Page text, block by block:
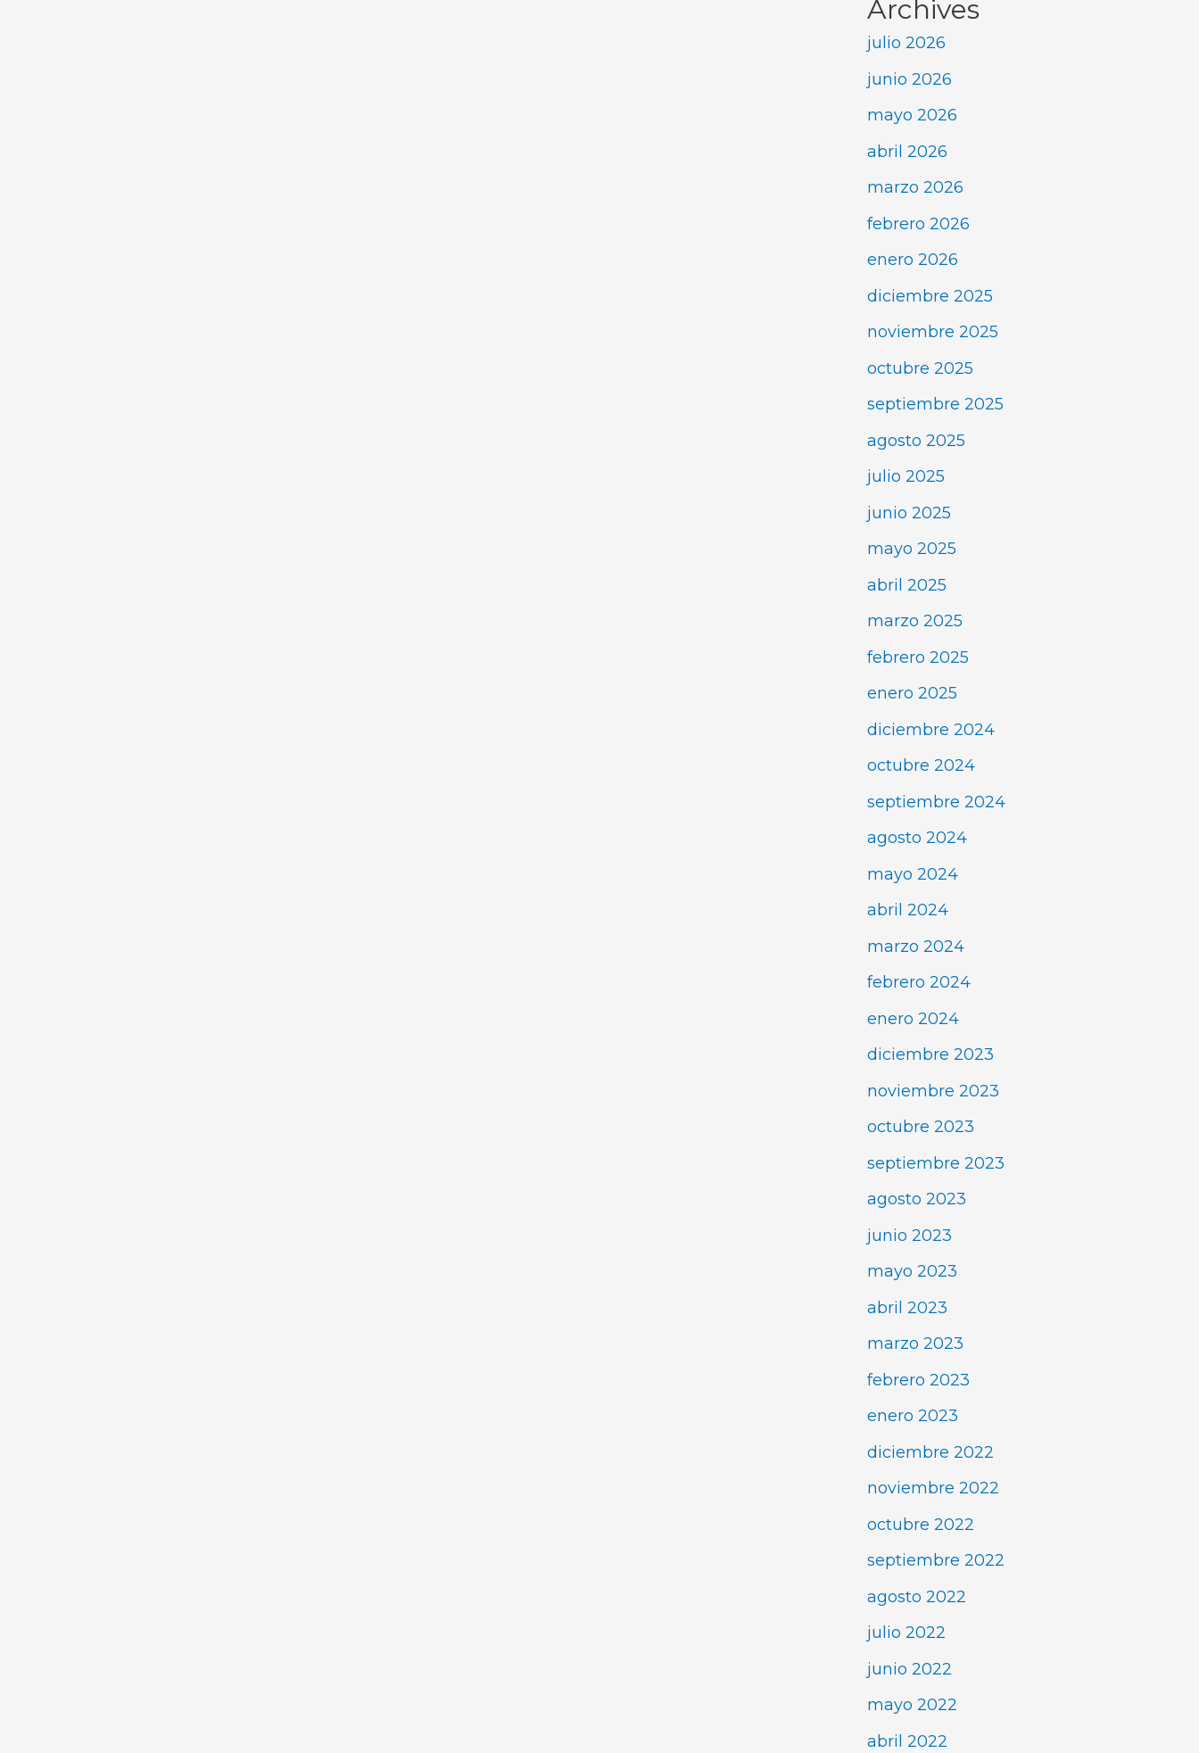
Archives
julio 2026
junio 2026
mayo 2026
abril 2026
marzo 2026
febrero 2026
enero 2026
diciembre 2025
noviembre 2025
octubre 2025
septiembre 2025
agosto 2025
julio 2025
junio 2025
mayo 2025
abril 2025
marzo 2025
febrero 2025
enero 2025
diciembre 2024
octubre 2024
septiembre 2024
agosto 2024
mayo 2024
abril 2024
marzo 2024
febrero 2024
enero 2024
diciembre 2023
noviembre 2023
octubre 2023
septiembre 2023
agosto 2023
junio 2023
mayo 2023
abril 2023
marzo 2023
febrero 2023
enero 2023
diciembre 2022
noviembre 2022
octubre 2022
septiembre 2022
agosto 2022
julio 2022
junio 2022
mayo 2022
abril 2022